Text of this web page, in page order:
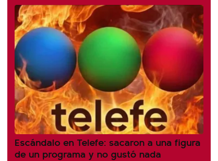
Escándalo en Telefe: sacaron a una figura
de un programa y no gustó nada